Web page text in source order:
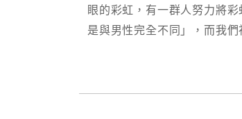
眼的彩虹，有一群人努力將
是與男性完全不同」，而我